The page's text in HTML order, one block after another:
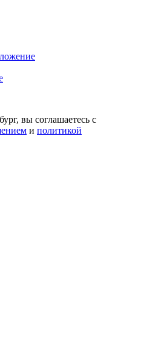
вы соглашаетесь с
и политикой